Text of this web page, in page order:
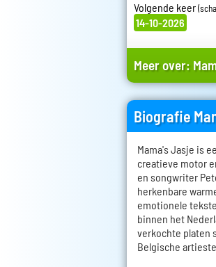
Volgende keer
14-10-2026
Meer over:
Biografie
Mama's Jasje is
creatieve motor
en songwriter
herkenbare
emotionele
binnen het
verkochte platen
Belgische